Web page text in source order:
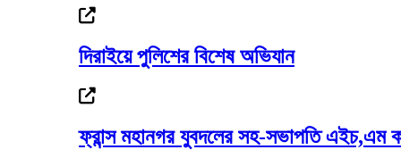
আওয়ামী লীগ আমাদের শত্রু নয়, মিত্র জুলাই
দিরাইয়ে পুলিশের বিশেষ অভিযান
ফ্রান্স মহানগর যুবদলের সহ-সভাপতি এইচ,এম